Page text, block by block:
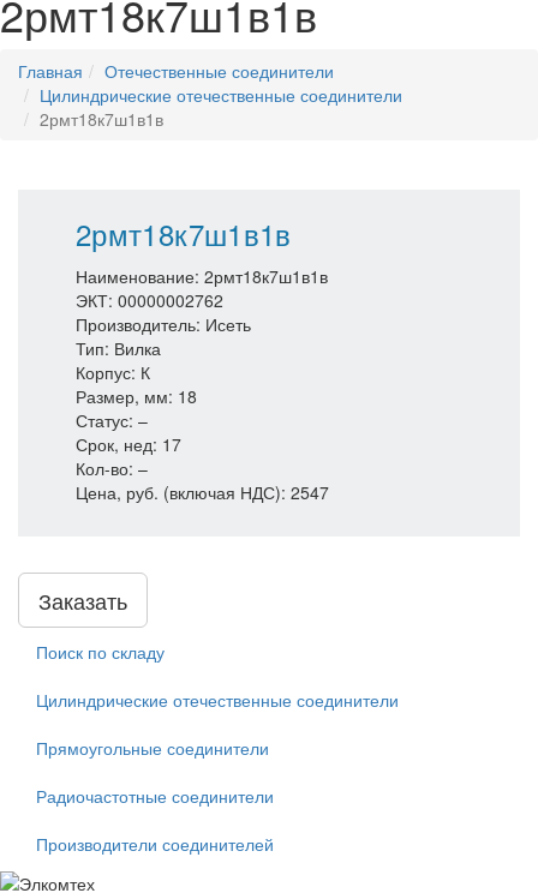
2рмт18к7ш1в1в
Главная
Отечественные соединители
Цилиндрические отечественные соединители
2рмт18к7ш1в1в
2рмт18к7ш1в1в
Наименование: 2рмт18к7ш1в1в
ЭКТ: 00000002762
Производитель: Исеть
Тип: Вилка
Корпус: К
Размер, мм: 18
Статус: –
Срок, нед: 17
Кол-во: –
Цена, руб. (включая НДС): 2547
Заказать
Поиск по складу
Цилиндрические отечественные соединители
Прямоугольные соединители
Радиочастотные соединители
Производители соединителей